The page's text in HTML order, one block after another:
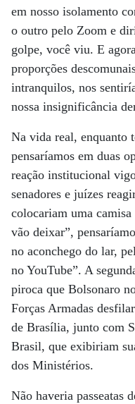
em nosso isolamento
o outro pelo Zoom e
golpe, você viu. E
proporções
intranquilos, nos
nossa insignificância
Na vida real, enquanto
pensaríamos em duas
reação institucional
senadores e juízes
colocariam uma
vão deixar”,
no aconchego do lar,
no YouTube”. A
piroca que Bolsonaro
Forças Armadas
de Brasília, junto com
Brasil, que exibiriam
dos Ministérios.
Não haveria passeatas